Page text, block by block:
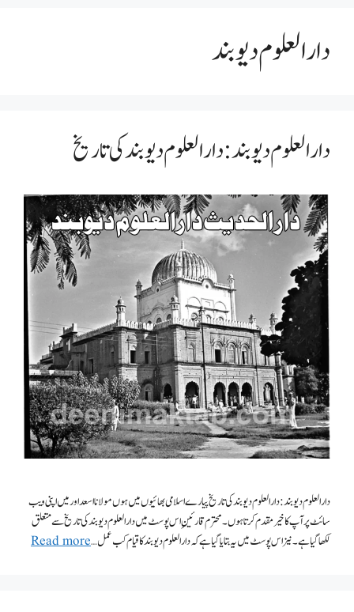
دارالعلوم دیوبند
دارالعلوم دیوبند : دارالعلوم دیوبند کی تاریخ
دارالعلوم دیوبند : دارالعلوم دیوبند کی تاریخ پیارے اسلامی بھائیوں میں ہوں مولانا اسعد اور میں اپنی ویب
سائٹ پر آپ کا خیر مقدم کرتا ہوں۔ محترم قارئینِ اس پوسٹ میں دارالعلوم دیوبند کی تاریخ سے متعلق
لکھا گیا ہے۔ نیز اس پوسٹ میں یہ بتایا گیا ہے کہ دارالعلوم دیوبند کا قیام کب عمل …Read more